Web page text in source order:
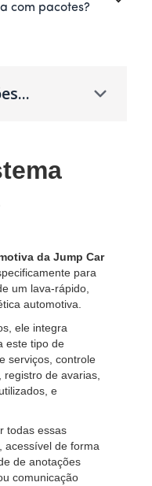
com pacotes?
da Jump Car
para
um lava-rápido,
automotiva.
ele integra
este tipo de
serviços, controle
de avarias,
e
todas essas
acessível de forma
de anotações
comunicação